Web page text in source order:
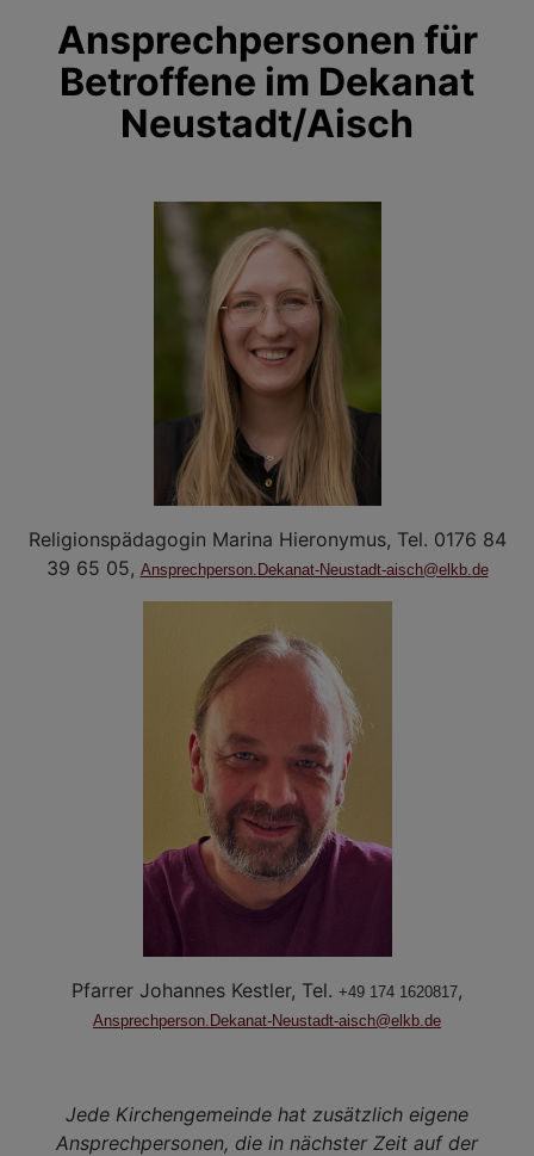
Ansprechpersonen für
Betroffene im Dekanat
Neustadt/Aisch
Religionspädagogin Marina Hieronymus, Tel. 0176 84
39 65 05, Ansprechperson.Dekanat-Neustadt-aisch@elkb.de
Pfarrer Johannes Kestler, Tel. +49 174 1620817,
Ansprechperson.Dekanat-Neustadt-aisch@elkb.de
Jede Kirchengemeinde hat zusätzlich eigene
Ansprechpersonen, die in nächster Zeit auf der